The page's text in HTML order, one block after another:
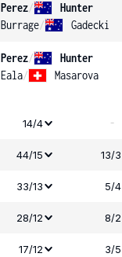
Perez/
Hunter
Burrage/ Gadecki
Perez/
Hunter
Eala/ Masarova
14/4 -
44/15 13/3
33/13 5/4
28/12 8/2
17/12 3/5